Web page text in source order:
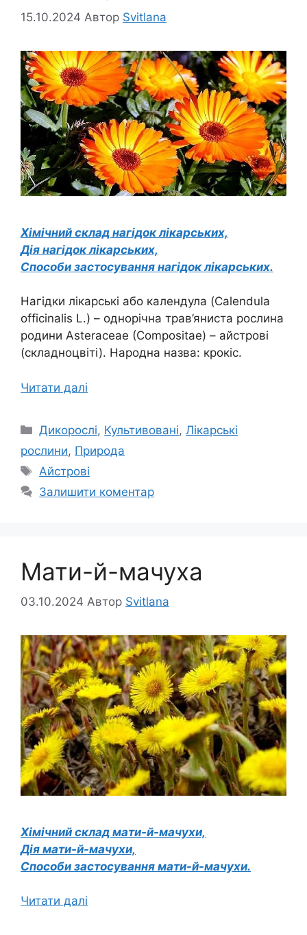
15.10.2024 Автор Svitlana
Хімічний склад нагідок лікарських,
Дія нагідок лікарських,
Способи застосування нагідок лікарських.
Нагідки лікарські або календула (Calendula
officinalis L.) – однорічна трав’яниста рослина
родини Asteraceae (Compositae) – айстрові
(складноцвіті). Народна назва: крокіс.
Читати далі
Категорії
Дикорослі, Культивовані,Лікарські
рослини, Природа
Позначки
Айстрові
Залишити коментар
Мати-й-мачуха
03.10.2024 Автор Svitlana
Хімічний склад мати-й-мачухи,
Дія мати-й-мачухи,
Способи застосування мати-й-мачухи.
Читати далі